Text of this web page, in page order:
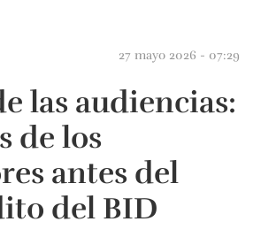
27 mayo 2026 - 07:29
las audiencias:
de los
antes del
del BID